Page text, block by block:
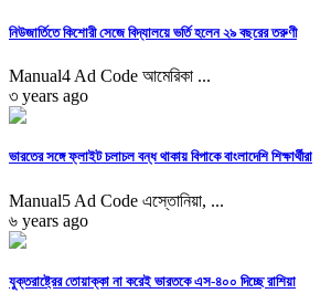
নিউজার্তিতে কিশোরী সেজে বিদ্যালয়ে ভর্তি হলেন ২৯ বছরের তরুণী
Manual4 Ad Code আমেরিকা ...
৩ years ago
ভারতের সঙ্গে ফ্লাইট চলাচল বন্ধ থাকায় বিপাকে বাংলাদেশি শিক্ষার্থীরা
Manual5 Ad Code এস্তোনিয়া, ...
৬ years ago
যুক্তরাষ্ট্রের তোয়াক্কা না করেই ভারতকে এস-৪০০ দিচ্ছে রাশিয়া